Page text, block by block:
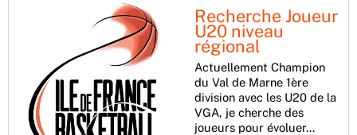
Recherche Joueur
U20 niveau
régional
Actuellement Champion
du Val de Marne 1ère
division avec les U20 de la
VGA, je cherche des
joueurs pour évoluer…